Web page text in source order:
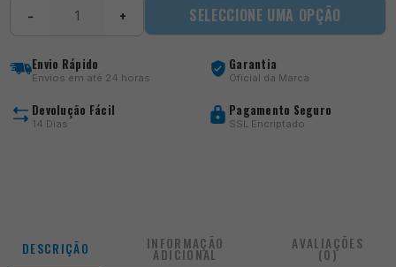
− + SELECCIONE UMA OPÇÃO
Envio Rápido
Envios em até 24 horas
Garantia
Oficial da Marca
Devolução Fácil
14 Dias
Pagamento Seguro
SSL Encriptado
DESCRIÇÃO INFORMAÇÃO
ADICIONAL
AVALIAÇÕES
(0)